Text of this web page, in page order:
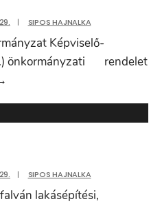
| SIPOS HAJNALKA
Képviselő-
önkormányzati rendelet
| SIPOS HAJNALKA
lakásépítési,